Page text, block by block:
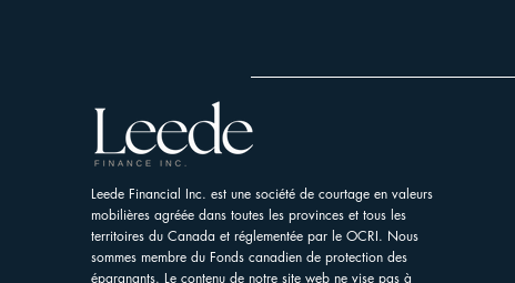
Leede Financial Inc. est une société de courtage en valeurs
mobilières agréée dans toutes les provinces et tous les
territoires du Canada et réglementée par le OCRI. Nous
sommes membre du Fonds canadien de protection des
épargnants. Le contenu de notre site web ne vise pas à